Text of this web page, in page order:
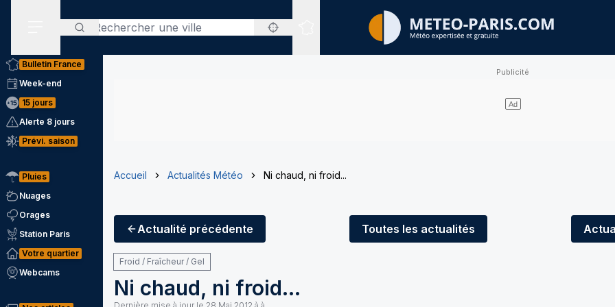
Rechercher
Sites expertisés
Bulletin France
Week-end
15 jours
Alerte 8 jours
Prévi. saison
Pluies
Nuages
Orages
Station Paris
Votre quartier
Webcams
Accueil Actualités Météo Ni chaud, ni froid...
Actualité précédente Toutes les actualités
Froid / Fraîcheur / Gel
Ni chaud, ni froid...